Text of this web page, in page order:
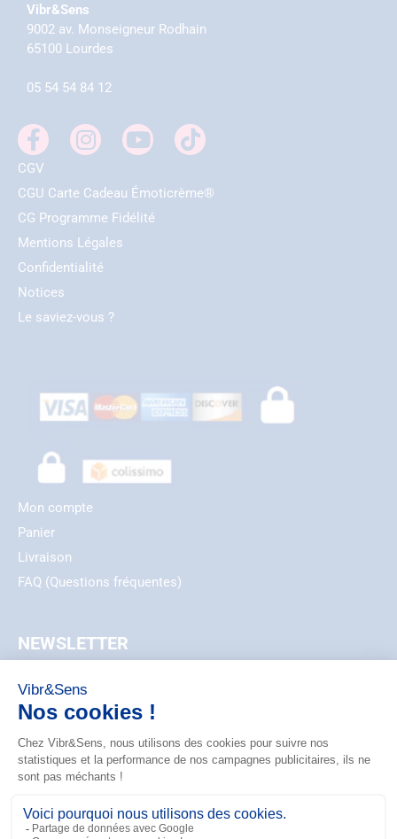
Vibr&Sens
9002 av. Monseigneur Rodhain
65100 Lourdes
05 54 54 84 12
CGV
CGU Carte Cadeau Émoticrème®
CG Programme Fidélité
Mentions Légales
Confidentialité
Notices
Le saviez-vous ?
Mon compte
Panier
Livraison
FAQ (Questions fréquentes)
NEWSLETTER
EMAIL
ZIP_CODE